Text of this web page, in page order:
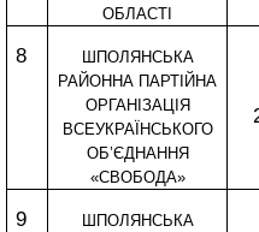
ОБЛАСТІ
8
ШПОЛЯНСЬКА
РАЙОННА ПАРТІЙНА
ОРГАНІЗАЦІЯ
ВСЕУКРАЇНСЬКОГО
ОБ’ЄДНАННЯ
«СВОБОДА»
9
ШПОЛЯНСЬКА